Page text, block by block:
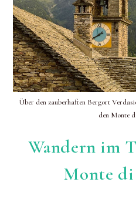
Über den zauberhaften Bergort
den Monte
Wandern im
Monte